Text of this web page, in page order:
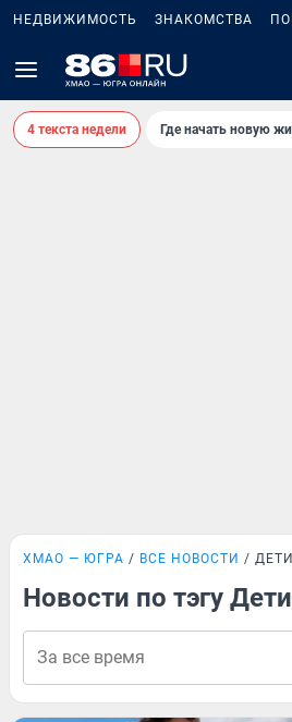
НЕДВИЖИМОСТЬ ЗНАКОМСТВА
4 текста недели Где начать новую
ХМАО — ЮГРА ВСЕ НОВОСТИ
Новости по тэгу